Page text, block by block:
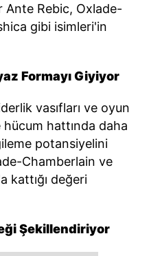
Ante Rebic, Oxlade-
gibi isimleri'in
Formayı Giyiyor
vasıfları ve oyun
hattında daha
potansiyelini
Chamberlain ve
kattığı değeri
Şekillendiriyor